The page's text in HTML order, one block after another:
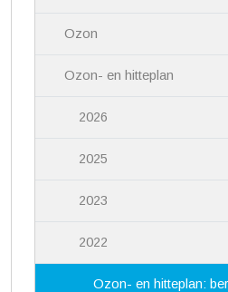
Ozon
Ozon- en hitteplan
2026
2025
2023
2022
Ozon- en hitteplan: